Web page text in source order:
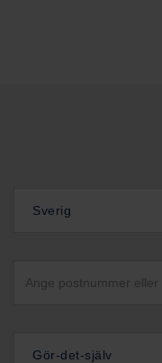
Sverig
Gör-det-själv